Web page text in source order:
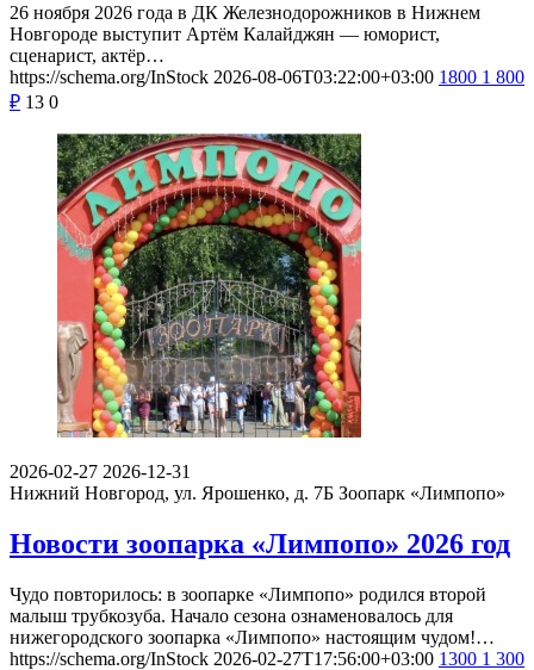
26 ноября 2026 года в ДК Железнодорожников в Нижнем
Новгороде выступит Артём Калайджян — юморист,
сценарист, актёр…
https://schema.org/InStock 2026-08-06T03:22:00+03:00 1800 1 800
₽ 13 0
2026-02-27 2026-12-31
Нижний Новгород, ул. Ярошенко, д. 7Б Зоопарк «Лимпопо»
Новости зоопарка «Лимпопо» 2026 год
Чудо повторилось: в зоопарке «Лимпопо» родился второй
малыш трубкозуба. Начало сезона ознаменовалось для
нижегородского зоопарка «Лимпопо» настоящим чудом!…
https://schema.org/InStock 2026-02-27T17:56:00+03:00 1300 1 300